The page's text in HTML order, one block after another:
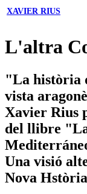
XAVIER RIUS
L'altra
"La història
vista
Xavier Rius
del llibre
Una visió
Nova